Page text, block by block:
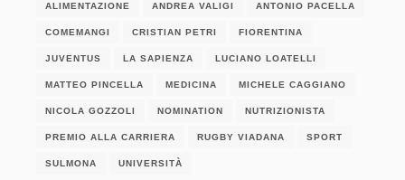
ALIMENTAZIONE ANDREA VALIGI ANTONIO PACELLA
COMEMANGI CRISTIAN PETRI FIORENTINA
JUVENTUS LA SAPIENZA LUCIANO LOATELLI
MATTEO PINCELLA MEDICINA MICHELE CAGGIANO
NICOLA GOZZOLI NOMINATION NUTRIZIONISTA
PREMIO ALLA CARRIERA RUGBY VIADANA SPORT
SULMONA UNIVERSITÀ